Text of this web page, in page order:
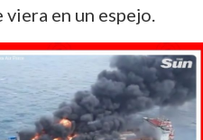
en un espejo.